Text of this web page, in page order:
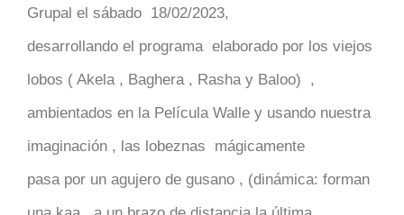
Grupal el sábado 18/02/2023,
desarrollando el programa elaborado por los viejos
lobos ( Akela , Baghera , Rasha y Baloo) ,
ambientados en la Película Walle y usando nuestra
imaginación , las lobeznas mágicamente
pasa por un agujero de gusano , (dinámica: forman